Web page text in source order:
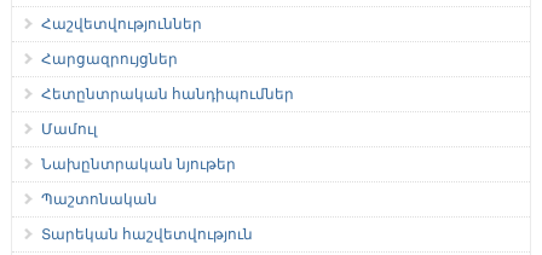
Հաշվետվություններ
Հարցազրույցներ
Հետընտրական հանդիպումներ
Մամուլ
Նախընտրական նյութեր
Պաշտոնական
Տարեկան հաշվետվություն